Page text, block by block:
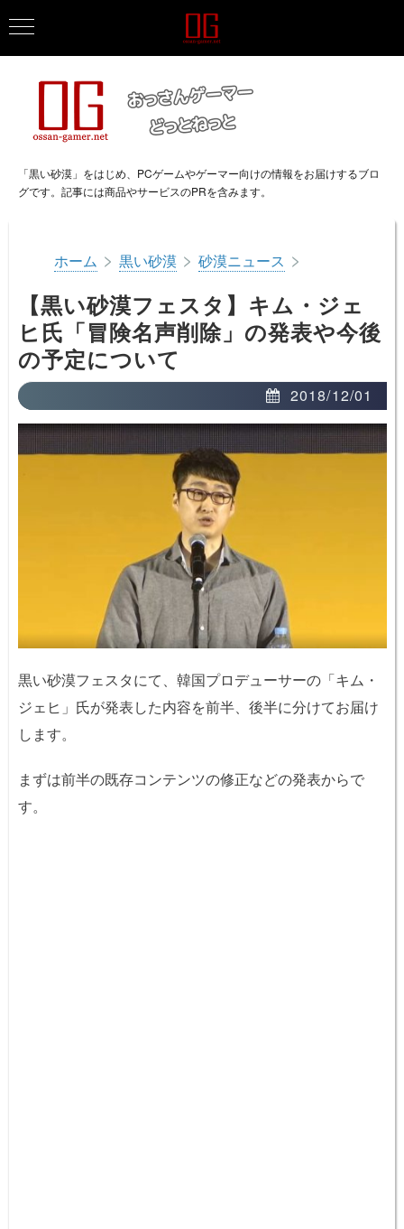
「黒い砂漠」をはじめ、PCゲームやゲーマー向けの情報をお届けするブロ
グです。記事には商品やサービスのPRを含みます。
ホーム > 黒い砂漠 > 砂漠ニュース >
【黒い砂漠フェスタ】キム・ジェ
ヒ氏「冒険名声削除」の発表や今後
の予定について
2018/12/01
黒い砂漠フェスタにて、韓国プロデューサーの「キム・
ジェヒ」氏が発表した内容を前半、後半に分けてお届け
します。
まずは前半の既存コンテンツの修正などの発表からで
す。